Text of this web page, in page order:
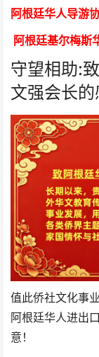
阿根廷华人导游
阿根廷基尔梅斯
守望相助:
文强会长
值此侨社文化事
阿根廷华人进出
意！